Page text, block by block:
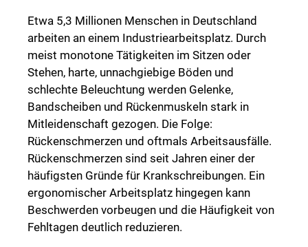
Etwa 5,3 Millionen Menschen in Deutschland
arbeiten an einem Industriearbeitsplatz. Durch
meist monotone Tätigkeiten im Sitzen oder
Stehen, harte, unnachgiebige Böden und
schlechte Beleuchtung werden Gelenke,
Bandscheiben und Rückenmuskeln stark in
Mitleidenschaft gezogen. Die Folge:
Rückenschmerzen und oftmals Arbeitsausfälle.
Rückenschmerzen sind seit Jahren einer der
häufigsten Gründe für Krankschreibungen. Ein
ergonomischer Arbeitsplatz hingegen kann
Beschwerden vorbeugen und die Häufigkeit von
Fehltagen deutlich reduzieren.